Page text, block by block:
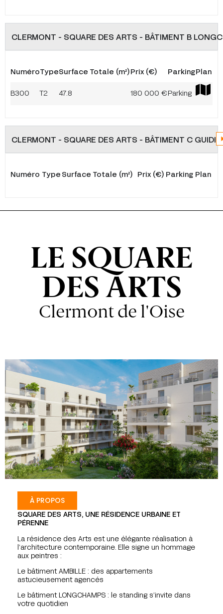
CLERMONT - SQUARE DES ARTS - BÂTIMENT B
NuméroTypeSurface Totale (m²)Prix (€) ParkingPlan
B300 T2 47.8 180 000 €Parking
CLERMONT - SQUARE DES ARTS - BÂTIMENT C GUIDI
Numéro Type Surface Totale (m²) Prix (€) Parking Plan
LE SQUARE
DES ARTS
Clermont de l'Oise
À PROPOS
SQUARE DES ARTS, UNE RÉSIDENCE URBAINE ET
PÉRENNE
La résidence des Arts est une élégante réalisation à
l’architecture contemporaine. Elle signe un hommage
aux peintres :
Le bâtiment AMBILLE : des appartements
astucieusement agencés
Le bâtiment LONGCHAMPS : le standing s’invite dans
votre quotidien